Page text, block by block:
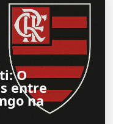
O
entre
na